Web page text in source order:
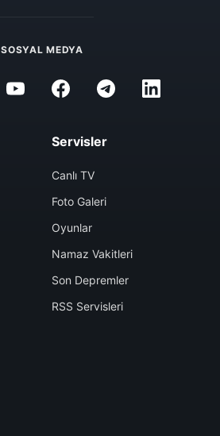
SOSYAL MEDYA
Servisler
Canlı TV
Foto Galeri
Oyunlar
Namaz Vakitleri
Son Depremler
RSS Servisleri